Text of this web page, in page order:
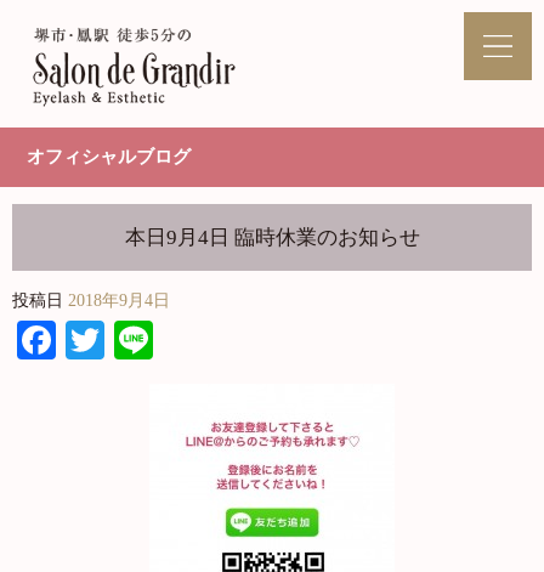
オフィシャルブログ
本日9月4日 臨時休業のお知らせ
投稿日 2018年9月4日
Facebook
Twitter